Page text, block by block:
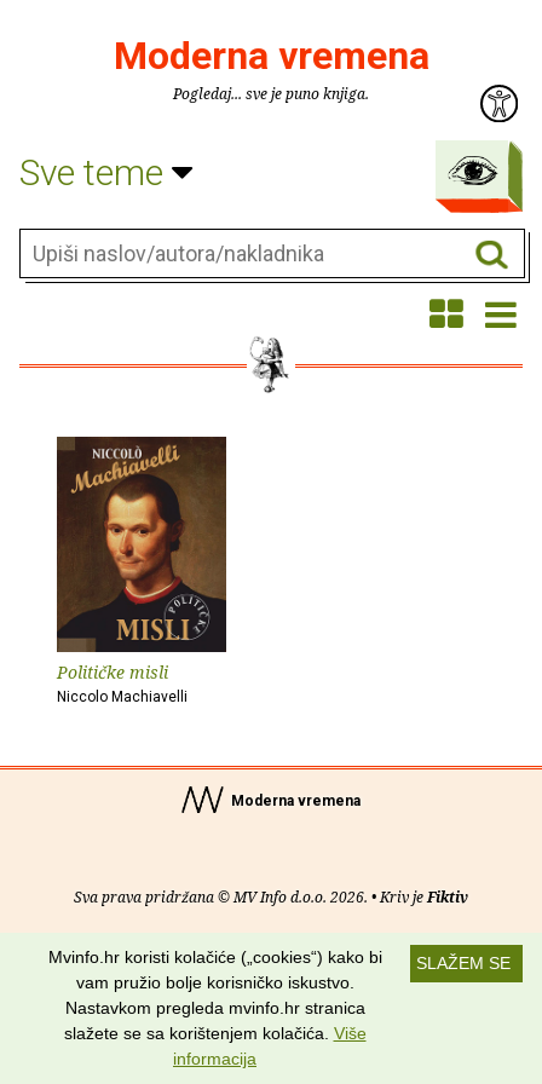
Moderna vremena
Pogledaj... sve je puno knjiga.
Sve teme
Političke misli
Niccolo Machiavelli
Moderna vremena
Sva prava pridržana © MV Info d.o.o. 2026. • Kriv jeFiktiv
RSS kanali
Potraži nas na:
SLAŽEM SE
Mvinfo.hr koristi kolačiće („cookies“) kako bi
vam pružio bolje korisničko iskustvo.
Nastavkom pregleda mvinfo.hr stranica
slažete se sa korištenjem kolačića. Više
informacija